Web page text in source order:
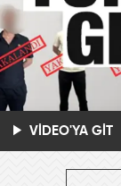
VİDEO'YA GİT